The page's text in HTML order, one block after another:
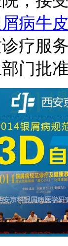
病牛
疗服
门批